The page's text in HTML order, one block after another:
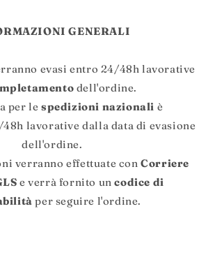
GENERALI
evasi entro 24/48h lavorative
dell'ordine.
per lespedizioni nazionali è
lavorative dalla data di evasione
dell'ordine.
verranno effettuate conCorriere
e verrà fornito uncodice di
per seguire l'ordine.